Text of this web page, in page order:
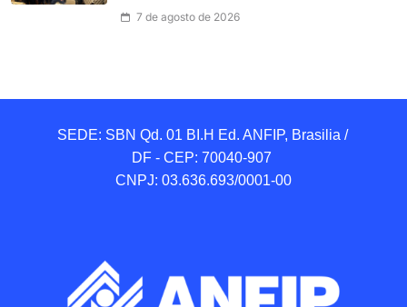
7 de agosto de 2026
SEDE: SBN Qd. 01 BI.H Ed. ANFIP, Brasilia /
DF - CEP: 70040-907
CNPJ: 03.636.693/0001-00